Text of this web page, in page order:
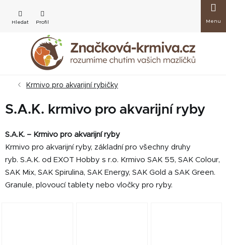
obsah
košík
Krmivo pro akvarijní rybičky
S.A.K. krmivo pro akvarijní ryby
S.A.K. – Krmivo pro akvarijní ryby
Krmivo pro akvarijní ryby, základní pro všechny druhy
ryb. S.A.K. od EXOT Hobby s r.o. Krmivo SAK 55, SAK Colour,
SAK Mix, SAK Spirulina, SAK Energy, SAK Gold a SAK Green.
Granule, plovoucí tablety nebo vločky pro ryby.